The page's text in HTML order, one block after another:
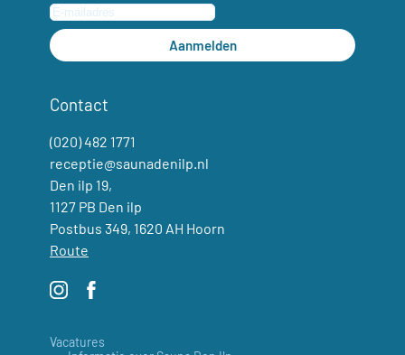
Aanmelden
Contact
(020) 482 1771
receptie@saunadenilp.nl
Den ilp 19,
1127 PB Den ilp
Postbus 349, 1620 AH Hoorn
Route
Vacatures